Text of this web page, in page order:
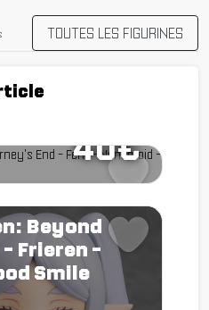
TOUTES LES FIGURINES
40€
- Fern -
Smile
Beyond
Frieren -
Smile